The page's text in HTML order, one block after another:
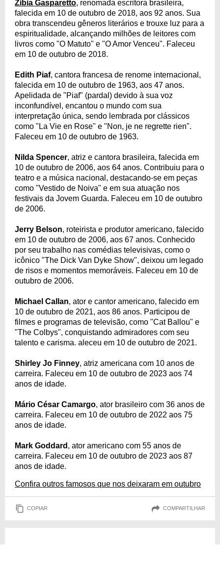
Zíbia Gasparetto, renomada escritora brasileira,
falecida em 10 de outubro de 2018, aos 92 anos. Sua
obra transcendeu gêneros literários e trouxe luz para a
espiritualidade, alcançando milhões de leitores com
livros como "O Matuto" e "O Amor Venceu". Faleceu
em 10 de outubro de 2018.
Edith Piaf, cantora francesa de renome internacional,
falecida em 10 de outubro de 1963, aos 47 anos.
Apelidada de "Piaf" (pardal) devido à sua voz
inconfundível, encantou o mundo com sua
interpretação única, sendo lembrada por clássicos
como "La Vie en Rose" e "Non, je ne regrette rien".
Faleceu em 10 de outubro de 1963.
Nilda Spencer, atriz e cantora brasileira, falecida em
10 de outubro de 2006, aos 64 anos. Contribuiu para o
teatro e a música nacional, destacando-se em peças
como "Vestido de Noiva" e em sua atuação nos
festivais da Jovem Guarda. Faleceu em 10 de outubro
de 2006.
Jerry Belson, roteirista e produtor americano, falecido
em 10 de outubro de 2006, aos 67 anos. Conhecido
por seu trabalho nas comédias televisivas, como o
icônico "The Dick Van Dyke Show", deixou um legado
de risos e momentos memoráveis. Faleceu em 10 de
outubro de 2006.
Michael Callan, ator e cantor americano, falecido em
10 de outubro de 2021, aos 86 anos. Participou de
filmes e programas de televisão, como "Cat Ballou" e
"The Colbys", conquistando admiradores com seu
talento e carisma. aleceu em 10 de outubro de 2021.
Shirley Jo Finney, atriz americana com 10 anos de
carreira. Faleceu em 10 de outubro de 2023 aos 74
anos de idade.
Mário César Camargo, ator brasileiro com 36 anos de
carreira. Faleceu em 10 de outubro de 2022 aos 75
anos de idade.
Mark Goddard , ator americano com 55 anos de
carreira. Faleceu em 10 de outubro de 2023 aos 87
anos de idade.
Confira outros famosos que nos deixaram em outubro
COPIAR COMPARTILHAR